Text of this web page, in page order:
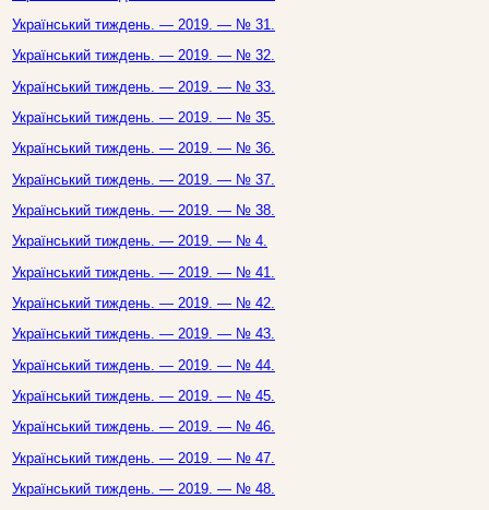
Український тиждень. — 2019. — № 31.
Український тиждень. — 2019. — № 32.
Український тиждень. — 2019. — № 33.
Український тиждень. — 2019. — № 35.
Український тиждень. — 2019. — № 36.
Український тиждень. — 2019. — № 37.
Український тиждень. — 2019. — № 38.
Український тиждень. — 2019. — № 4.
Український тиждень. — 2019. — № 41.
Український тиждень. — 2019. — № 42.
Український тиждень. — 2019. — № 43.
Український тиждень. — 2019. — № 44.
Український тиждень. — 2019. — № 45.
Український тиждень. — 2019. — № 46.
Український тиждень. — 2019. — № 47.
Український тиждень. — 2019. — № 48.